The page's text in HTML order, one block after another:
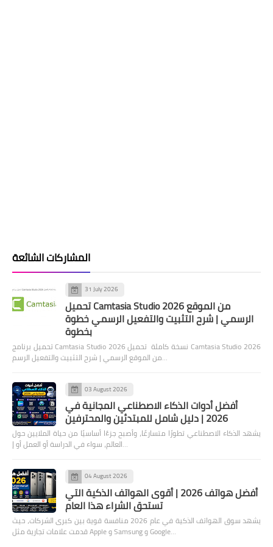
المشاركات الشائعة
31 July 2026
تحميل Camtasia Studio 2026 من الموقع
الرسمي | شرح التثبيت والتفعيل الرسمي خطوة
بخطوة
تحميل برنامج Camtasia Studio 2026 نسخة كاملة تحميل Camtasia Studio 2026
من الموقع الرسمي | شرح التثبيت والتفعيل الرسم…
03 August 2026
أفضل أدوات الذكاء الاصطناعي المجانية في
2026 | دليل شامل للمبتدئين والمحترفين
يشهد الذكاء الاصطناعي تطورًا متسارعًا، وأصبح جزءًا أساسيًا من حياة الملايين حول
العالم، سواء في الدراسة أو العمل أو إ…
04 August 2026
أفضل هواتف 2026 | أقوى الهواتف الذكية التي
تستحق الشراء هذا العام
يشهد سوق الهواتف الذكية في عام 2026 منافسة قوية بين كبرى الشركات، حيث
قدمت علامات تجارية مثل Apple و Samsung و Google…